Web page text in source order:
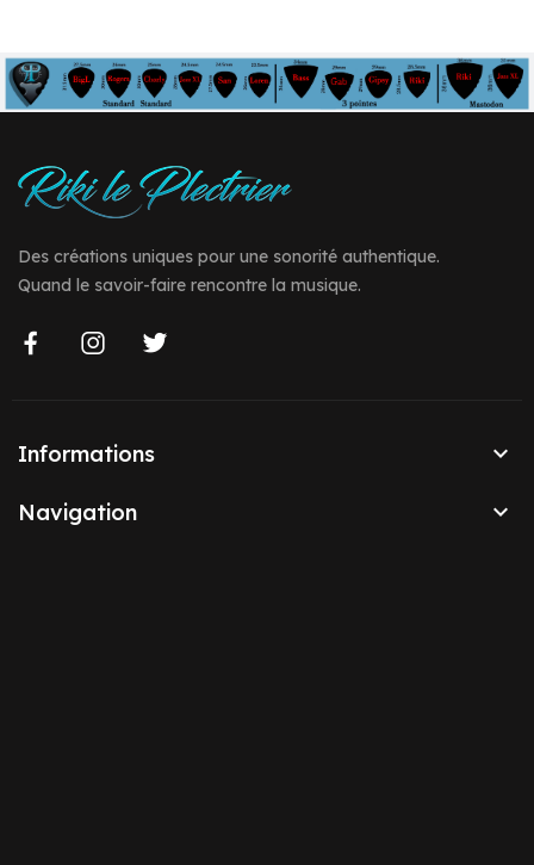
Des créations uniques pour une sonorité authentique.
Quand le savoir-faire rencontre la musique.
Informations 
Navigation 